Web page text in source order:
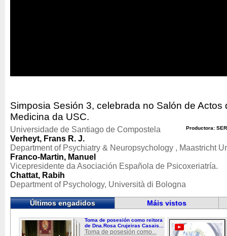
Simposia Sesión 3, celebrada no Salón de Actos
Medicina da USC.
Productora:
Universidade de Santiago de Compostela
Verheyt, Frans R. J.
Department of Psychiatry & Neuropsychology , Maastricht
Franco-Martin, Manuel
Vicepresidente da Asociación Española de Psicoxeriatría.
Chattat, Rabih
Department of Psychology, Università di Bologna
Últimos engadidos Máis vistos
Toma de posesión como reitora
de Dna.Rosa Crujeiras Casais...
Toma de posesión como...